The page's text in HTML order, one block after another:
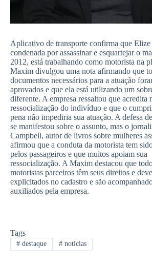
Aplicativo de transporte confirma que Elize
condenada por assassinar e esquartejar o
2012, está trabalhando como motorista na
Maxim divulgou uma nota afirmando que
documentos necessários para a atuação
aprovados e que ela está utilizando um
diferente. A empresa ressaltou que acredita
ressocialização do indivíduo e que o
pena não impediria sua atuação. A defesa
se manifestou sobre o assunto, mas o
Campbell, autor de livros sobre mulheres
afirmou que a conduta da motorista tem
pelos passageiros e que muitos apoiam sua
ressocialização. A Maxim destacou que
motoristas parceiros têm seus direitos e
explicitados no cadastro e são
auxiliados pela empresa.
Tags
#destaque #notícias